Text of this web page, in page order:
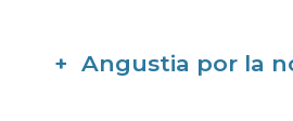
Angustia por la